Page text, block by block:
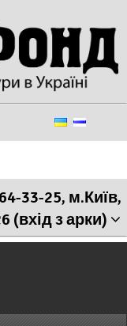
33-25, м.Київ,
(вхід з арки)